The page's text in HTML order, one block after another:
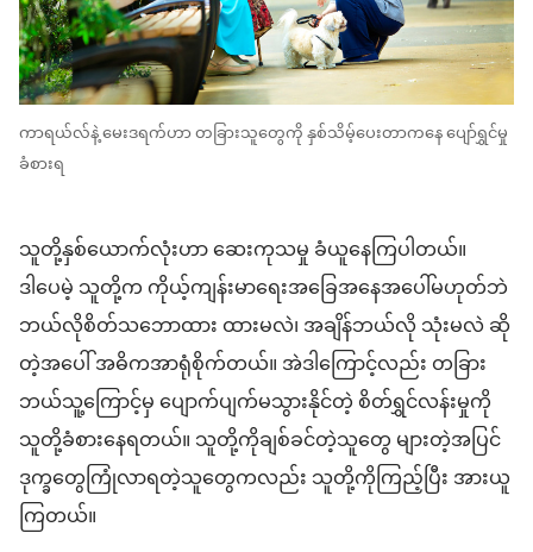
ကာရယ်လ်နဲ့ မေးဒရက်ဟာ တခြားသူတွေကို နှစ်သိမ့်ပေးတာကနေ ပျော်ရွှင်မှု
ခံစားရ
သူတို့နှစ်ယောက်လုံးဟာ ဆေးကုသမှု ခံယူနေကြပါတယ်။
ဒါပေမဲ့ သူတို့က ကိုယ့်ကျန်းမာရေးအခြေအနေအပေါ်မဟုတ်ဘဲ
ဘယ်လိုစိတ်သဘောထား ထားမလဲ၊ အချိန်ဘယ်လို သုံးမလဲ ဆို
တဲ့အပေါ် အဓိကအာရုံစိုက်တယ်။ အဲဒါကြောင့်လည်း တခြား
ဘယ်သူ့ကြောင့်မှ ပျောက်ပျက်မသွားနိုင်တဲ့ စိတ်ရွှင်လန်းမှုကို
သူတို့ခံစားနေရတယ်။ သူတို့ကိုချစ်ခင်တဲ့သူတွေ များတဲ့အပြင်
ဒုက္ခတွေကြုံလာရတဲ့သူတွေကလည်း သူတို့ကိုကြည့်ပြီး အားယူ
ကြတယ်။